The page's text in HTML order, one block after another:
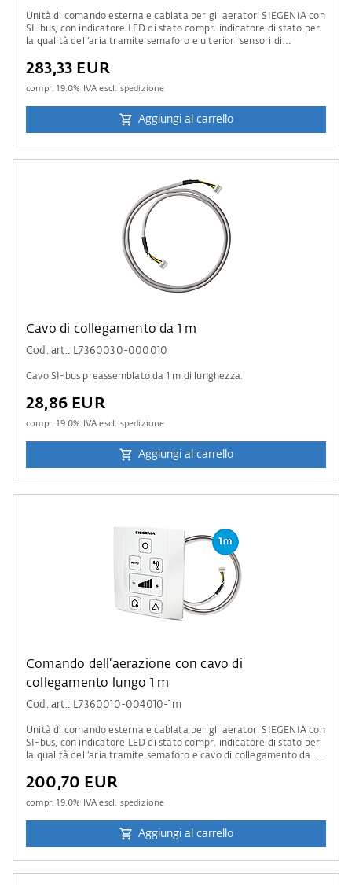
Unità di comando esterna e cablata per gli aeratori SIEGENIA con
SI-bus, con indicatore LED di stato compr. indicatore di stato per
la qualità dell’aria tramite semaforo e ulteriori sensori di
283,33 EUR
compr.19.0% IVA escl. spedizione
Aggiungi al carrello
Cavo di collegamento da 1 m
Cod. art.: L7360030-000010
Cavo SI-bus preassemblato da 1 m di lunghezza.
28,86 EUR
compr.19.0% IVA escl. spedizione
Aggiungi al carrello
Comando dell’aerazione con cavo di
collegamento lungo 1 m
Cod. art.: L7360010-004010-1m
Unità di comando esterna e cablata per gli aeratori SIEGENIA con
SI-bus, con indicatore LED di stato compr. indicatore di stato per
la qualità dell’aria tramite semaforo e cavo di collegamento da 1
200,70 EUR
compr.19.0% IVA escl. spedizione
Aggiungi al carrello